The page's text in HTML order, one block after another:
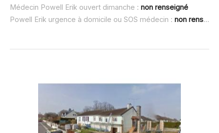
Médecin Powell Erik ouvert dimanche : non renseigné
Powell Erik urgence à domicile ou SOS médecin : non renseigné